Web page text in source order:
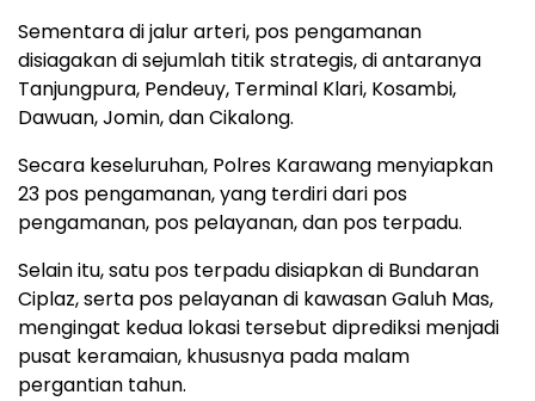
Sementara di jalur arteri, pos pengamanan
disiagakan di sejumlah titik strategis, di antaranya
Tanjungpura, Pendeuy, Terminal Klari, Kosambi,
Dawuan, Jomin, dan Cikalong.
Secara keseluruhan, Polres Karawang menyiapkan
23 pos pengamanan, yang terdiri dari pos
pengamanan, pos pelayanan, dan pos terpadu.
Selain itu, satu pos terpadu disiapkan di Bundaran
Ciplaz, serta pos pelayanan di kawasan Galuh Mas,
mengingat kedua lokasi tersebut diprediksi menjadi
pusat keramaian, khususnya pada malam
pergantian tahun.